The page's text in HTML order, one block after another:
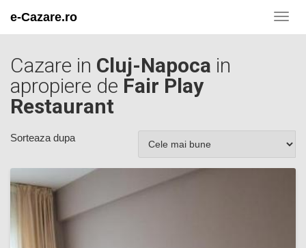
e-Cazare.ro
Cazare in Cluj-Napoca in
apropiere de Fair Play
Restaurant
Sorteaza dupa